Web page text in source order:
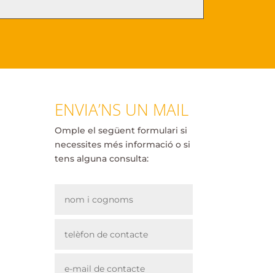
ENVIA’NS UN MAIL
Omple el següent formulari si
necessites més informació o si
tens alguna consulta: